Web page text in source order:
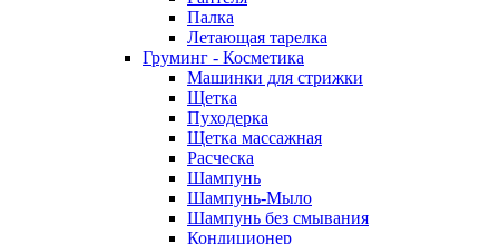
Палка
Летающая тарелка
Груминг - Косметика
Машинки для стрижки
Щетка
Пуходерка
Щетка массажная
Расческа
Шампунь
Шампунь-Мыло
Шампунь без cмывания
Кондиционер